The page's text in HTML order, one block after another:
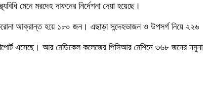
মেনে মরদেহ দাফনের নির্দেশনা দেয়া হয়েছে।
আক্রান্ত হয়ে ১৮০ জন। এছাড়া সন্দেহভাজন ও উপসর্গ নিয়ে ২২৬
এসেছে। আর মেডিকেল কলেজের পিসিআর মেশিনে ৩৬৮ জনের নমুনা